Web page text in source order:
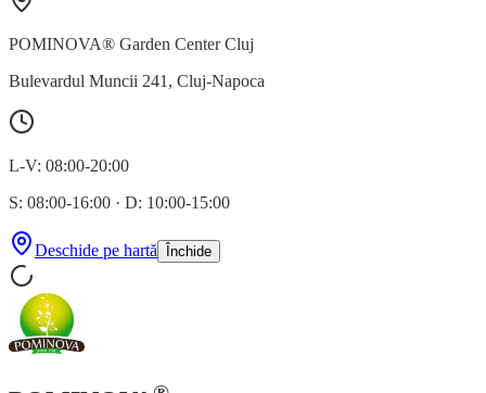
POMINOVA® Garden Center Cluj
Bulevardul Muncii 241 , Cluj-Napoca
L-V: 08:00-20:00
S: 08:00-16:00 · D: 10:00-15:00
Deschide pe hartă Închide